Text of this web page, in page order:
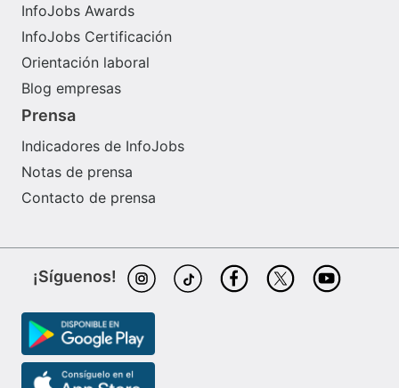
InfoJobs Awards
InfoJobs Certificación
Orientación laboral
Blog empresas
Prensa
Indicadores de InfoJobs
Notas de prensa
Contacto de prensa
¡Síguenos!